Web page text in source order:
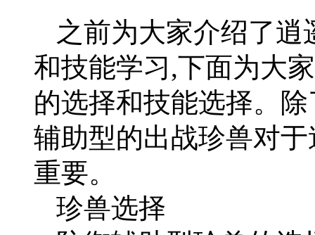
之前为大家介绍了
和技能学习,下面为大
的选择和技能选择。
辅助型的出战珍兽对
重要。
珍兽选择